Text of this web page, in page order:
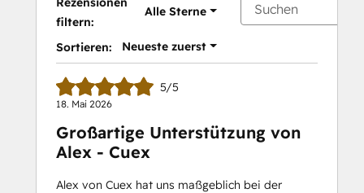
filtern:
Alle Sterne
Sortieren: Neueste zuerst
5/5
18. Mai 2026
Großartige Unterstützung von
Alex - Cuex
Alex von Cuex hat uns maßgeblich bei der